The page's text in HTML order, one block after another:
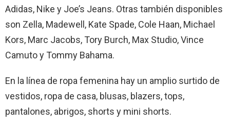
Adidas, Nike y Joe’s Jeans. Otras también disponibles
son Zella, Madewell, Kate Spade, Cole Haan, Michael
Kors, Marc Jacobs, Tory Burch, Max Studio, Vince
Camuto y Tommy Bahama.
En la línea de ropa femenina hay un amplio surtido de
vestidos, ropa de casa, blusas, blazers, tops,
pantalones, abrigos, shorts y mini shorts.